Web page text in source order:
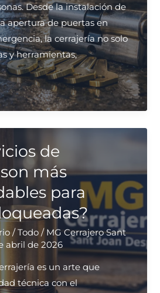
Desde la instalación de
apertura de puertas en
la cerrajería no solo
y herramientas,
de
más
para
/Todo / MG Cerrajero Sant
abril de 2026
es un arte que
técnica con el